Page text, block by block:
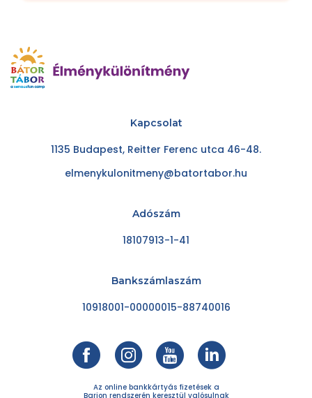
Kapcsolat
1135 Budapest, Reitter Ferenc utca 46-48.
elmenykulonitmeny@batortabor.hu
Adószám
18107913-1-41
Bankszámlaszám
10918001-00000015-88740016
Az online bankkártyás fizetések a
Barion rendszerén keresztül valósulnak